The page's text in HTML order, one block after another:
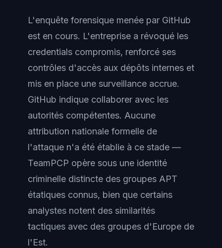
L'enquête forensique menée par GitHub
est en cours. L'entreprise a révoqué les
credentials compromis, renforcé ses
contrôles d'accès aux dépôts internes et
mis en place une surveillance accrue.
GitHub indique collaborer avec les
autorités compétentes. Aucune
attribution nationale formelle de
l'attaque n'a été établie à ce stade —
TeamPCP opère sous une identité
criminelle distincte des groupes APT
étatiques connus, bien que certains
analystes notent des similarités
tactiques avec des groupes d'Europe de
l'Est.